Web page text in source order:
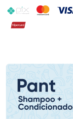
PIX MasterCard
VISA
Hipercard